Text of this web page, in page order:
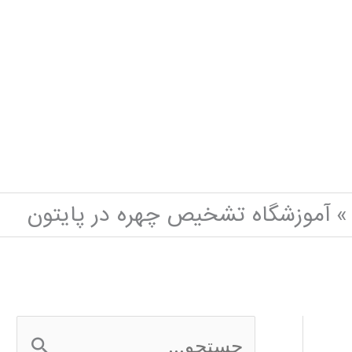
آموزشگاه تشخیص چهره در پایتون